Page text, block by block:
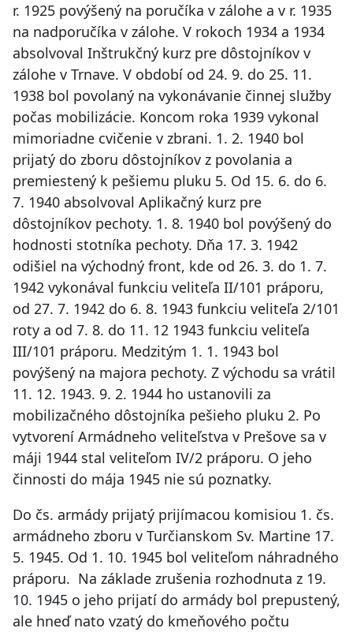
r. 1925 povýšený na poručíka v zálohe a v r. 1935
na nadporučíka v zálohe. V rokoch 1934 a 1934
absolvoval Inštrukčný kurz pre dôstojníkov v
zálohe v Trnave. V období od 24. 9. do 25. 11.
1938 bol povolaný na vykonávanie činnej služby
počas mobilizácie. Koncom roka 1939 vykonal
mimoriadne cvičenie v zbrani. 1. 2. 1940 bol
prijatý do zboru dôstojníkov z povolania a
premiestený k pešiemu pluku 5. Od 15. 6. do 6.
7. 1940 absolvoval Aplikačný kurz pre
dôstojníkov pechoty. 1. 8. 1940 bol povýšený do
hodnosti stotníka pechoty. Dňa 17. 3. 1942
odišiel na východný front, kde od 26. 3. do 1. 7.
1942 vykonával funkciu veliteľa II/101 práporu,
od 27. 7. 1942 do 6. 8. 1943 funkciu veliteľa 2/101
roty a od 7. 8. do 11. 12 1943 funkciu veliteľa
III/101 práporu. Medzitým 1. 1. 1943 bol
povýšený na majora pechoty. Z východu sa vrátil
11. 12. 1943. 9. 2. 1944 ho ustanovili za
mobilizačného dôstojníka pešieho pluku 2. Po
vytvorení Armádneho veliteľstva v Prešove sa v
máji 1944 stal veliteľom IV/2 práporu. O jeho
činnosti do mája 1945 nie sú poznatky.
Do čs. armády prijatý prijímacou komisiou 1. čs.
armádneho zboru v Turčianskom Sv. Martine 17.
5. 1945. Od 1. 10. 1945 bol veliteľom náhradného
práporu. Na základe zrušenia rozhodnuta z 19.
10. 1945 o jeho prijatí do armády bol prepustený,
ale hneď nato vzatý do kmeňového počtu